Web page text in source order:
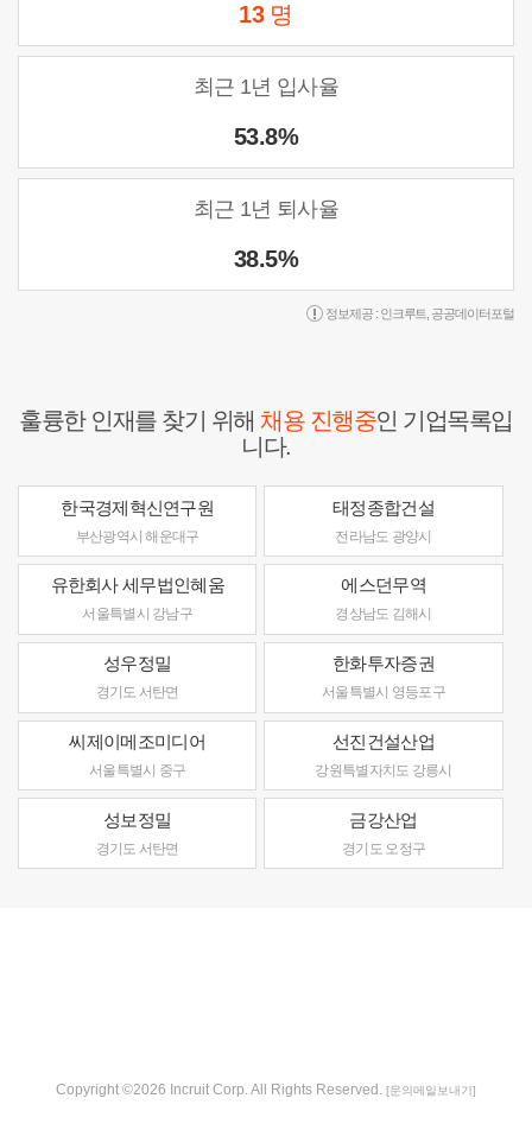
13 명
최근 1년 입사율
53.8%
최근 1년 퇴사율
38.5%
정보제공 : 인크루트 공공데이터포털
훌륭한 인재를 찾기 위해채용 진행중인 기업목록입
니다.
한국경제혁신연구원
부산광역시 해운대구
태정종합건설
전라남도 광양시
유한회사 세무법인혜움
서울특별시 강남구
에스던무역
경상남도 김해시
성우정밀
경기도 서탄면
한화투자증권
서울특별시 영등포구
씨제이메조미디어
서울특별시 중구
선진건설산업
강원특별자치도 강릉시
성보정밀
경기도 서탄면
금강산업
경기도 오정구
Copyright ©2026 Incruit Corp. All Rights Reserved. [문의메일보내기]